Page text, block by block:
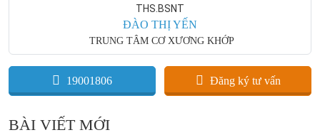
THS.BSNT
ĐÀO THỊ YẾN
TRUNG TÂM CƠ XƯƠNG KHỚP
19001806 Đăng ký tư vấn
BÀI VIẾT MỚI